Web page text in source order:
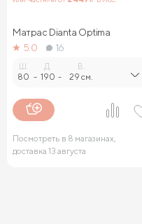
Матрас Dianta Optima
5.0
16
80 -
Д.
190 -
В.
29 см.
Посмотреть в 8 магазинах,
доставка 13 августа